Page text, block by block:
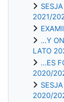
2021/
...Y
LATO
...ES
2020/
2020/